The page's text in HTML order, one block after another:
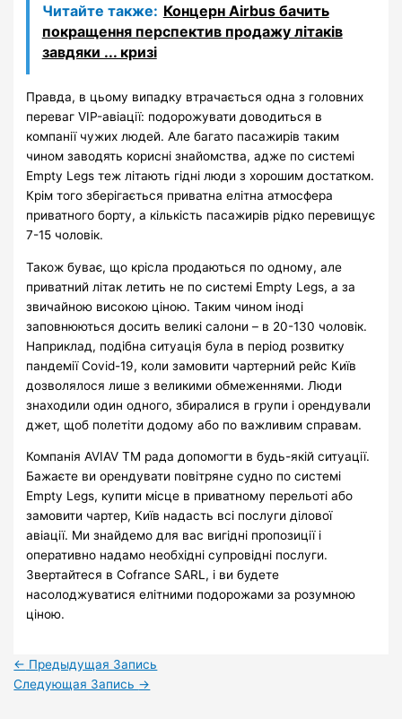
Читайте также: Концерн Airbus бачить
покращення перспектив продажу літаків
завдяки ... кризі
Правда, в цьому випадку втрачається одна з головних
переваг VIP-авіації: подорожувати доводиться в
компанії чужих людей. Але багато пасажирів таким
чином заводять корисні знайомства, адже по системі
Empty Legs теж літають гідні люди з хорошим достатком.
Крім того зберігається приватна елітна атмосфера
приватного борту, а кількість пасажирів рідко перевищує
7-15 чоловік.
Також буває, що крісла продаються по одному, але
приватний літак летить не по системі Empty Legs, а за
звичайною високою ціною. Таким чином іноді
заповнюються досить великі салони – в 20-130 чоловік.
Наприклад, подібна ситуація була в період розвитку
пандемії Covid-19, коли замовити чартерний рейс Київ
дозволялося лише з великими обмеженнями. Люди
знаходили один одного, збиралися в групи і орендували
джет, щоб полетіти додому або по важливим справам.
Компанія AVIAV TM рада допомогти в будь-якій ситуації.
Бажаєте ви орендувати повітряне судно по системі
Empty Legs, купити місце в приватному перельоті або
замовити чартер, Київ надасть всі послуги ділової
авіації. Ми знайдемо для вас вигідні пропозиції і
оперативно надамо необхідні супровідні послуги.
Звертайтеся в Cofrance SARL, і ви будете
насолоджуватися елітними подорожами за розумною
ціною.
← Предыдущая Запись
Следующая Запись →